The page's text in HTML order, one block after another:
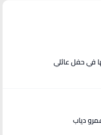
في حفل عائلي